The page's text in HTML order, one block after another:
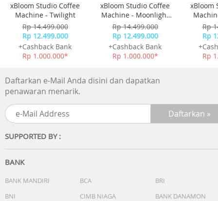
xBloom Studio Coffee
Machine - Twilight
Rp 14.499.000
Rp 12.499.000
+Cashback Bank
Rp 1.000.000*
xBloom Studio Coffee
Machine - Moonlight
White
Rp 14.499.000
Rp 12.499.000
+Cashback Bank
Rp 1.000.000*
xBloom
Rp
Rp
Rp
Daftarkan e-Mail Anda disini dan dapatkan
penawaran menarik.
SUPPORTED BY :
BANK
BANK MANDIRI BCA
BRI
BNI
CIMB NIAGA
BANK DANAMON